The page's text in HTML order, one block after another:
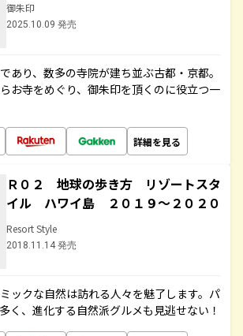
御朱印
2025.10.09 発売
あり、数多の寺院が建ち並ぶ古都・京都。
お寺をめぐり、御朱印を頂くのに役立つ一
詳細を見る
Ｒ０２ 地球の歩き方 リゾートスタ
イル ハワイ島 ２０１９～２０２０
Resort Style
2018.11.14 発売
ックな自然は訪れる人々を魅了します。パ
く、進化する自然派グルメも見逃せない！